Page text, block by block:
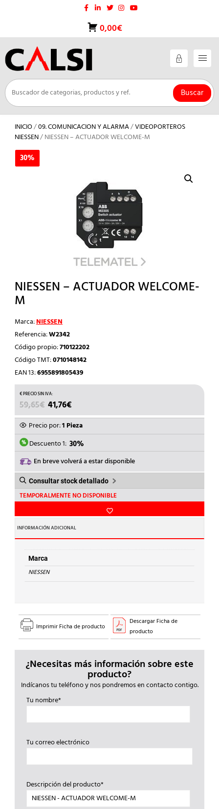
0,00€
Buscar
INICIO/09. COMUNICACION Y ALARMA/VIDEOPORTEROS
NIESSEN/ NIESSEN – ACTUADOR WELCOME-M
30%
NIESSEN – ACTUADOR WELCOME-
M
Marca:NIESSEN
Referencia:W2342
Código propio:710122202
Código TMT:0710148142
EAN 13:6955891805439
59,65€ EL
PRECIO
ORIGINAL
ERA:
59,65€.
41,76€
PRECIO
ACTUAL
ES:
41,76€.
Precio por:1 Pieza
Descuento 1: 30%
En breve volverá a estar disponible
Consultar stock detallado
TEMPORALMENTE NO DISPONIBLE
INFORMACIÓN ADICIONAL
Marca
NIESSEN
30%
Imprimir Ficha de producto
Descargar Ficha de
producto
¿Necesitas más información sobre este
producto?
Indícanos tu teléfono y nos pondremos en contacto contigo.
Tu nombre*
Tu correo electrónico
Descripción del producto*